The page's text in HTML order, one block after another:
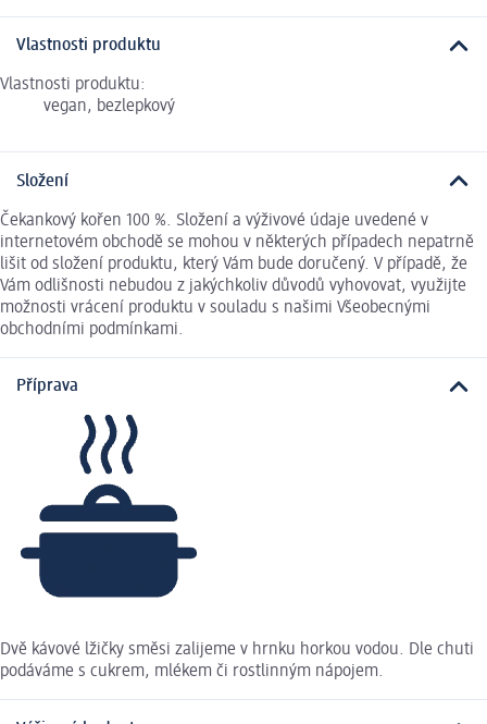
Vlastnosti produktu
Vlastnosti produktu:
vegan, bezlepkový
Složení
Čekankový kořen 100 %. Složení a výživové údaje uvedené v
internetovém obchodě se mohou v některých případech nepatrně
lišit od složení produktu, který Vám bude doručený. V případě, že
Vám odlišnosti nebudou z jakýchkoliv důvodů vyhovovat, využijte
možnosti vrácení produktu v souladu s našimi Všeobecnými
obchodními podmínkami.
Příprava
Dvě kávové lžičky směsi zalijeme v hrnku horkou vodou. Dle chuti
podáváme s cukrem, mlékem či rostlinným nápojem.